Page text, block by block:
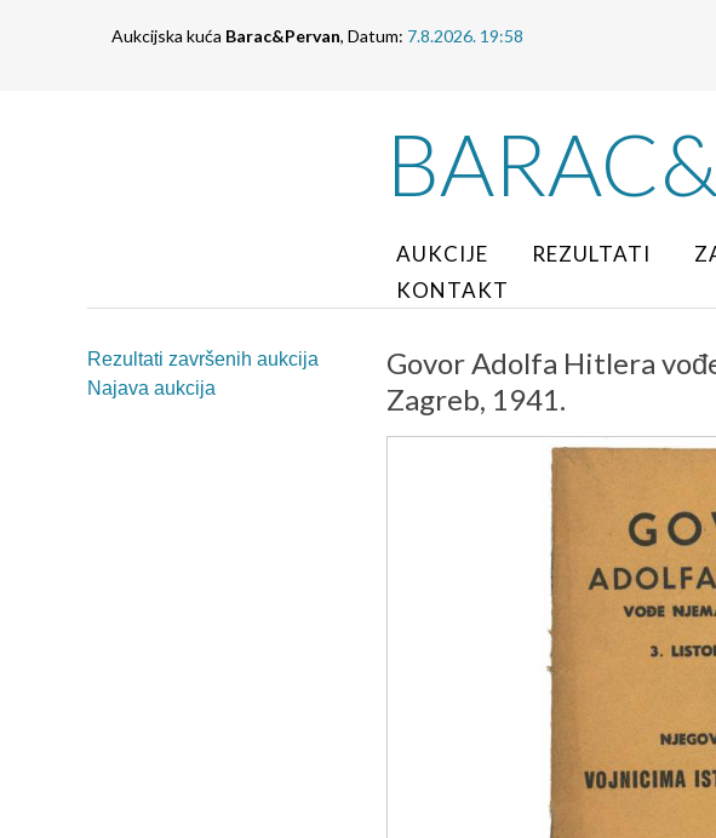
Aukcijska kuća Barac&Pervan, Datum: 7.8.2026. 19:58
AUKCIJE REZULTATI
KONTAKT
Rezultati završenih aukcija
Najava aukcija
Govor Adolfa Hitlera
Zagreb, 1941.